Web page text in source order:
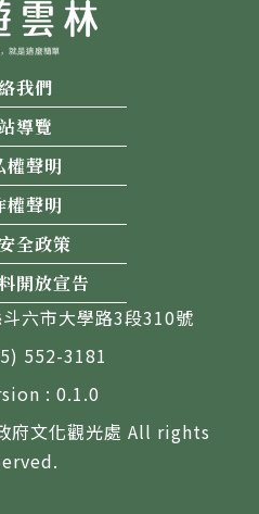
我們
導覽
權聲明
權聲明
全政策
開放宣告
六市大學路3段310號
552-3181
: 0.1.0
文化觀光處 All rights